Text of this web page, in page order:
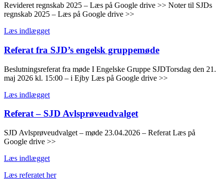
Revideret regnskab 2025 – Læs på Google drive >> Noter til SJDs
regnskab 2025 – Læs på Google drive >>
Læs indlægget
Referat fra SJD’s engelsk gruppemøde
Beslutningsreferat fra møde I Engelske Gruppe SJDTorsdag den 21.
maj 2026 kl. 15:00 – i Ejby Læs på Google drive >>
Læs indlægget
Referat – SJD Avlsprøveudvalget
SJD Avlsprøveudvalget – møde 23.04.2026 – Referat Læs på
Google drive >>
Læs indlægget
Læs referatet her